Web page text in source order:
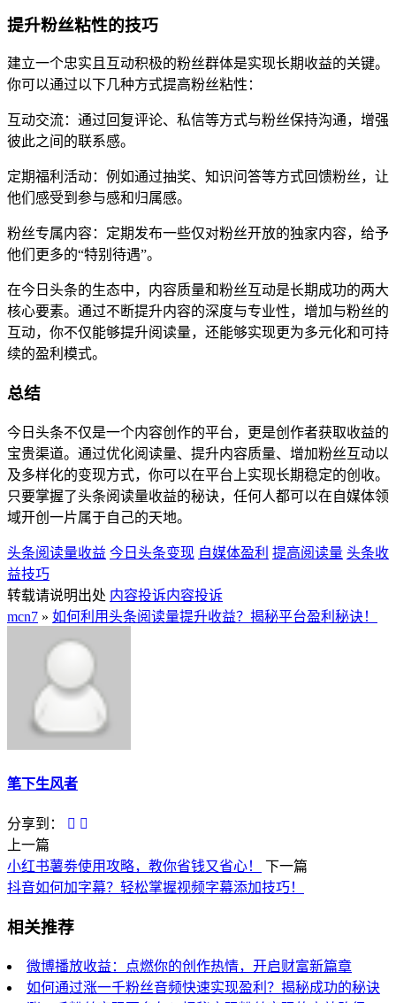
提升粉丝粘性的技巧
建立一个忠实且互动积极的粉丝群体是实现长期收益的关键。
你可以通过以下几种方式提高粉丝粘性：
互动交流：通过回复评论、私信等方式与粉丝保持沟通，增强
彼此之间的联系感。
定期福利活动：例如通过抽奖、知识问答等方式回馈粉丝，让
他们感受到参与感和归属感。
粉丝专属内容：定期发布一些仅对粉丝开放的独家内容，给予
他们更多的“特别待遇”。
在今日头条的生态中，内容质量和粉丝互动是长期成功的两大
核心要素。通过不断提升内容的深度与专业性，增加与粉丝的
互动，你不仅能够提升阅读量，还能够实现更为多元化和可持
续的盈利模式。
总结
今日头条不仅是一个内容创作的平台，更是创作者获取收益的
宝贵渠道。通过优化阅读量、提升内容质量、增加粉丝互动以
及多样化的变现方式，你可以在平台上实现长期稳定的创收。
只要掌握了头条阅读量收益的秘诀，任何人都可以在自媒体领
域开创一片属于自己的天地。
头条阅读量收益 今日头条变现 自媒体盈利 提高阅读量 头条收
益技巧
转载请说明出处 内容投诉内容投诉
mcn7 » 如何利用头条阅读量提升收益？揭秘平台盈利秘诀！
笔下生风者
分享到：
上一篇
小红书薯劵使用攻略，教你省钱又省心！
下一篇
抖音如何加字幕？轻松掌握视频字幕添加技巧！
相关推荐
微博播放收益：点燃你的创作热情，开启财富新篇章
如何通过涨一千粉丝音频快速实现盈利？揭秘成功的秘诀